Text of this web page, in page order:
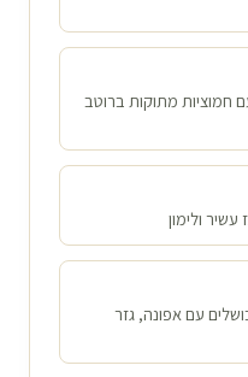
חמוציות מתוקות ברוטב
ולימון
עם אפונה, גזר